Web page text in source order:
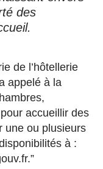
des
de l’hôtellerie
appelé à la
accueillir des
une ou plusieurs
à :